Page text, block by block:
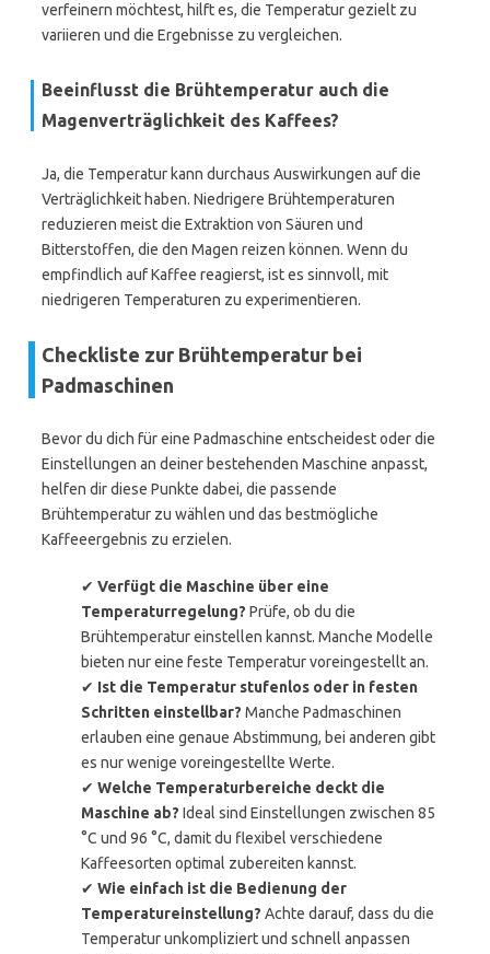
verfeinern möchtest, hilft es, die Temperatur gezielt zu
variieren und die Ergebnisse zu vergleichen.
Beeinflusst die Brühtemperatur auch die
Magenverträglichkeit des Kaffees?
Ja, die Temperatur kann durchaus Auswirkungen auf die
Verträglichkeit haben. Niedrigere Brühtemperaturen
reduzieren meist die Extraktion von Säuren und
Bitterstoffen, die den Magen reizen können. Wenn du
empfindlich auf Kaffee reagierst, ist es sinnvoll, mit
niedrigeren Temperaturen zu experimentieren.
Checkliste zur Brühtemperatur bei
Padmaschinen
Bevor du dich für eine Padmaschine entscheidest oder die
Einstellungen an deiner bestehenden Maschine anpasst,
helfen dir diese Punkte dabei, die passende
Brühtemperatur zu wählen und das bestmögliche
Kaffeeergebnis zu erzielen.
✔ Verfügt die Maschine über eine
Temperaturregelung? Prüfe, ob du die
Brühtemperatur einstellen kannst. Manche Modelle
bieten nur eine feste Temperatur voreingestellt an.
✔ Ist die Temperatur stufenlos oder in festen
Schritten einstellbar? Manche Padmaschinen
erlauben eine genaue Abstimmung, bei anderen gibt
es nur wenige voreingestellte Werte.
✔ Welche Temperaturbereiche deckt die
Maschine ab? Ideal sind Einstellungen zwischen 85
°C und 96 °C, damit du flexibel verschiedene
Kaffeesorten optimal zubereiten kannst.
✔ Wie einfach ist die Bedienung der
Temperatureinstellung? Achte darauf, dass du die
Temperatur unkompliziert und schnell anpassen